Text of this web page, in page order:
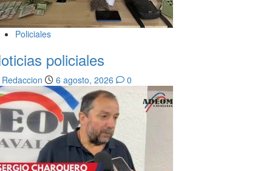
Policiales
policiales
Redaccion 6 agosto, 2026 0